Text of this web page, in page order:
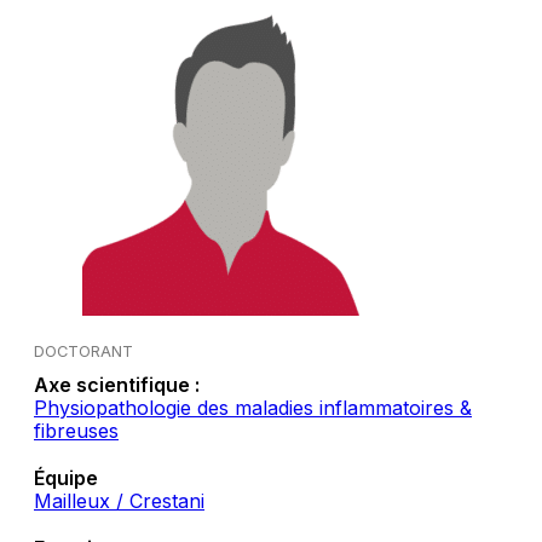
DOCTORANT
Axe scientifique :
Physiopathologie des maladies inflammatoires &
fibreuses
Équipe
Mailleux / Crestani